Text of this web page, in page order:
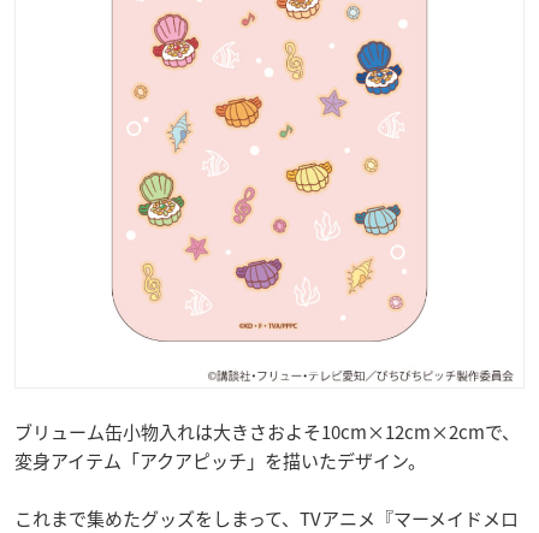
ブリューム缶小物入れは大きさおよそ10cm×12cm×2cmで、
変身アイテム「アクアピッチ」を描いたデザイン。
これまで集めたグッズをしまって、TVアニメ『マーメイドメロ